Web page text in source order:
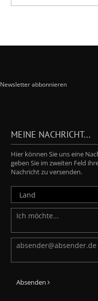
Newsletter abbonnieren
MEINE NACHRICHT...
Hier können Sie uns eine
geben Sie im zweiten Feld
Nachricht zu versenden.
Absenden